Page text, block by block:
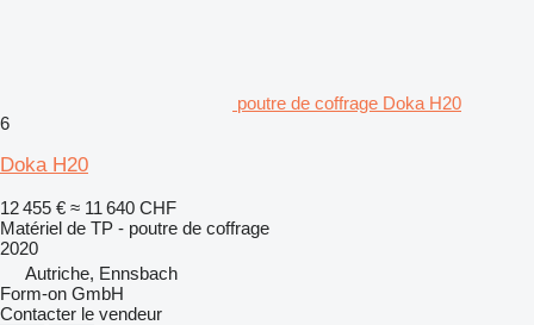
poutre de coffrage Doka H20
6
Doka H20
12 455 € ≈ 11 640 CHF
Matériel de TP - poutre de coffrage
2020
Autriche, Ennsbach
Form-on GmbH
Contacter le vendeur